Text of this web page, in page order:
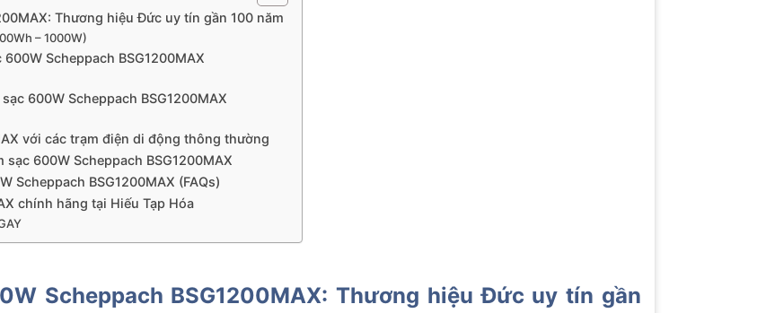
Thương hiệu Đức uy tín gần 100 năm
– 1000W)
Scheppach BSG1200MAX
600W Scheppach BSG1200MAX
với các trạm điện di động thông thường
600W Scheppach BSG1200MAX
Scheppach BSG1200MAX (FAQs)
chính hãng tại Hiếu Tạp Hóa
Scheppach BSG1200MAX: Thương hiệu Đức uy tín gần